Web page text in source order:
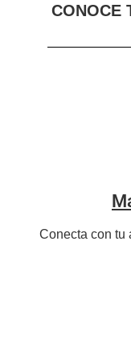
CONOCE
Conecta con tu